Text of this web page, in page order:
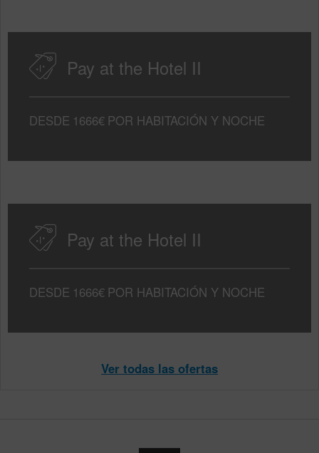
Pay at the Hotel II
DESDE 1666€ POR HABITACIÓN Y NOCHE
Pay at the Hotel II
DESDE 1666€ POR HABITACIÓN Y NOCHE
Ver todas las ofertas